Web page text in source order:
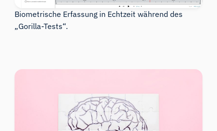
Biometrische Erfassung in Echtzeit während des
„Gorilla-Tests“.